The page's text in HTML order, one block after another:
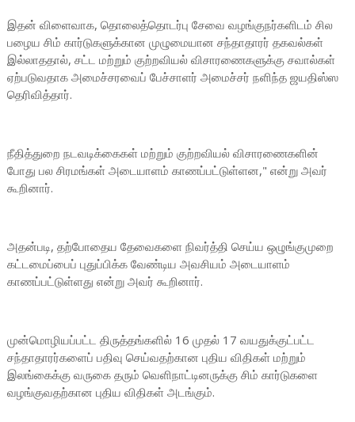
இதன் விளைவாக, தொலைத்தொடர்பு சேவை வழங்குநர்களிடம் சில
பழைய சிம் கார்டுகளுக்கான முழுமையான சந்தாதாரர் தகவல்கள்
இல்லாததால், சட்ட மற்றும் குற்றவியல் விசாரணைகளுக்கு சவால்கள்
ஏற்படுவதாக அமைச்சரவைப் பேச்சாளர் அமைச்சர் நளிந்த ஜயதிஸ்ஸ
தெரிவித்தார்.
நீதித்துறை நடவடிக்கைகள் மற்றும் குற்றவியல் விசாரணைகளின்
போது பல சிரமங்கள் அடையாளம் காணப்பட்டுள்ளன," என்று அவர்
கூறினார்.
அதன்படி, தற்போதைய தேவைகளை நிவர்த்தி செய்ய ஒழுங்குமுறை
கட்டமைப்பைப் புதுப்பிக்க வேண்டிய அவசியம் அடையாளம்
காணப்பட்டுள்ளது என்று அவர் கூறினார்.
முன்மொழியப்பட்ட திருத்தங்களில் 16 முதல் 17 வயதுக்குட்பட்ட
சந்தாதாரர்களைப் பதிவு செய்வதற்கான புதிய விதிகள் மற்றும்
இலங்கைக்கு வருகை தரும் வெளிநாட்டினருக்கு சிம் கார்டுகளை
வழங்குவதற்கான புதிய விதிகள் அடங்கும்.